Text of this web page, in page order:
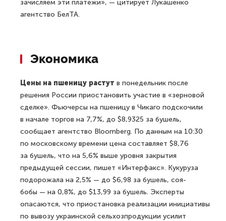
зачисляем эти платежи», — цитирует Лукашенко
агентство БелТА.
Экономика
Цены на пшеницу растут в понедельник после
решения России приостановить участие в «зерновой
сделке». Фьючерсы на пшеницу в Чикаго подскочили
в начале торгов на 7,7%, до $8,9325 за бушель,
сообщает агентство Bloomberg. По данным на 10:30
по московскому времени цена составляет $8,76
за бушель, что на 5,6% выше уровня закрытия
предыдущей сессии, пишет «Интерфакс». Кукуруза
подорожала на 2,5% — до $6,98 за бушель, соя-
бобы — на 0,8%, до $13,99 за бушель. Эксперты
опасаются, что приостановка реализации инициативы
по вывозу украинской сельхозпродукции усилит